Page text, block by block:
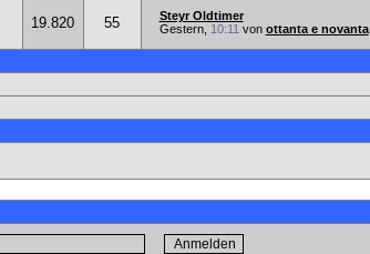
19.820 55
Steyr Oldtimer
Gestern, 10:11 von ottanta e novanta